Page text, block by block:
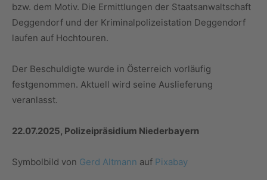
bzw. dem Motiv. Die Ermittlungen der Staatsanwaltschaft
Deggendorf und der Kriminalpolizeistation Deggendorf
laufen auf Hochtouren.
Der Beschuldigte wurde in Österreich vorläufig
festgenommen. Aktuell wird seine Auslieferung
veranlasst.
22.07.2025, Polizeipräsidium Niederbayern
Symbolbild von Gerd Altmann auf Pixabay